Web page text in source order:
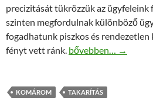
precizitását tükrözzük az ügyfeleink
szinten megfordulnak különböző
fogadhatunk piszkos és rendezetlen
fényt vett ránk. Takarítás Komárom
bővebben… →
KOMÁROM TAKARÍTÁS